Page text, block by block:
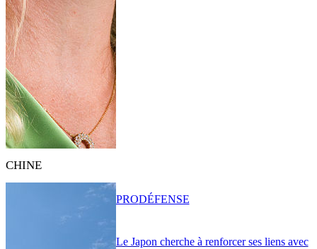
CHINE
Le Japon cherche à renforcer ses liens avec
PRODÉFENSE